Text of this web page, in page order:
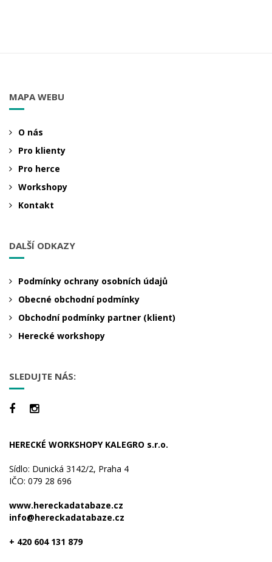
MAPA WEBU
O nás
Pro klienty
Pro herce
Workshopy
Kontakt
DALŠÍ ODKAZY
Podmínky ochrany osobních údajů
Obecné obchodní podmínky
Obchodní podmínky partner (klient)
Herecké workshopy
SLEDUJTE NÁS:
HERECKÉ WORKSHOPY KALEGRO s.r.o.
Sídlo: Dunická 3142/2, Praha 4
IČO: 079 28 696
www.hereckadatabaze.cz
info@hereckadatabaze.cz
+ 420 604 131 879